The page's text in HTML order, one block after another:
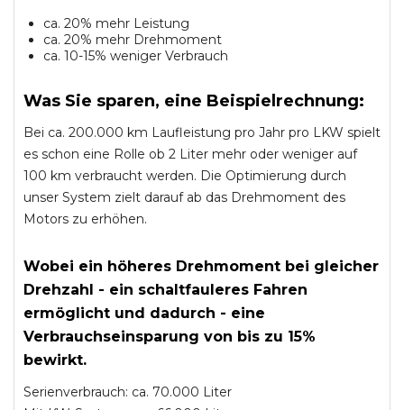
ca. 20% mehr Leistung
ca. 20% mehr Drehmoment
ca. 10-15% weniger Verbrauch
Was Sie sparen, eine Beispielrechnung:
Bei ca. 200.000 km Laufleistung pro Jahr pro LKW spielt
es schon eine Rolle ob 2 Liter mehr oder weniger auf
100 km verbraucht werden. Die Optimierung durch
unser System zielt darauf ab das Drehmoment des
Motors zu erhöhen.
Wobei ein höheres Drehmoment bei gleicher
Drehzahl - ein schaltfauleres Fahren
ermöglicht und dadurch - eine
Verbrauchseinsparung von bis zu 15%
bewirkt.
Serienverbrauch: ca. 70.000 Liter